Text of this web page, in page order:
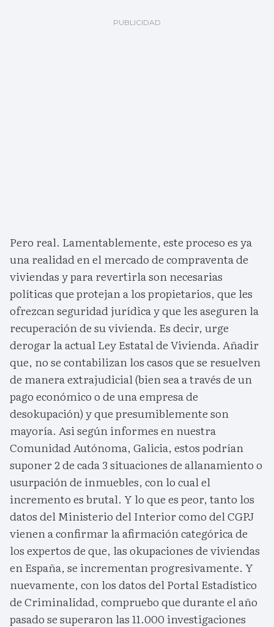
Pero real. Lamentablemente, este proceso es ya
una realidad en el mercado de compraventa de
viviendas y para revertirla son necesarias
políticas que protejan a los propietarios, que les
ofrezcan seguridad jurídica y que les aseguren la
recuperación de su vivienda. Es decir, urge
derogar la actual Ley Estatal de Vivienda. Añadir
que, no se contabilizan los casos que se resuelven
de manera extrajudicial (bien sea a través de un
pago económico o de una empresa de
desokupación) y que presumiblemente son
mayoría. Asi según informes en nuestra
Comunidad Autónoma, Galicia, estos podrían
suponer 2 de cada 3 situaciones de allanamiento o
usurpación de inmuebles, con lo cual el
incremento es brutal. Y lo que es peor, tanto los
datos del Ministerio del Interior como del CGPJ
vienen a confirmar la afirmación categórica de
los expertos de que, las okupaciones de viviendas
en España, se incrementan progresivamente. Y
nuevamente, con los datos del Portal Estadístico
de Criminalidad, compruebo que durante el año
pasado se superaron las 11.000 investigaciones